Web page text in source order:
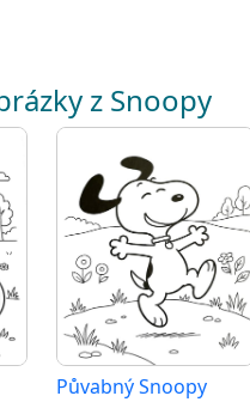
z Snoopy
Půvabný Snoopy